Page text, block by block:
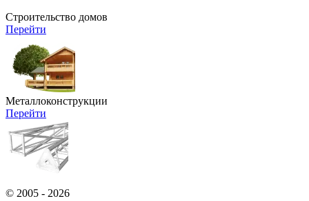
Строительство домов
Перейти
Металлоконструкции
Перейти
© 2005 - 2026